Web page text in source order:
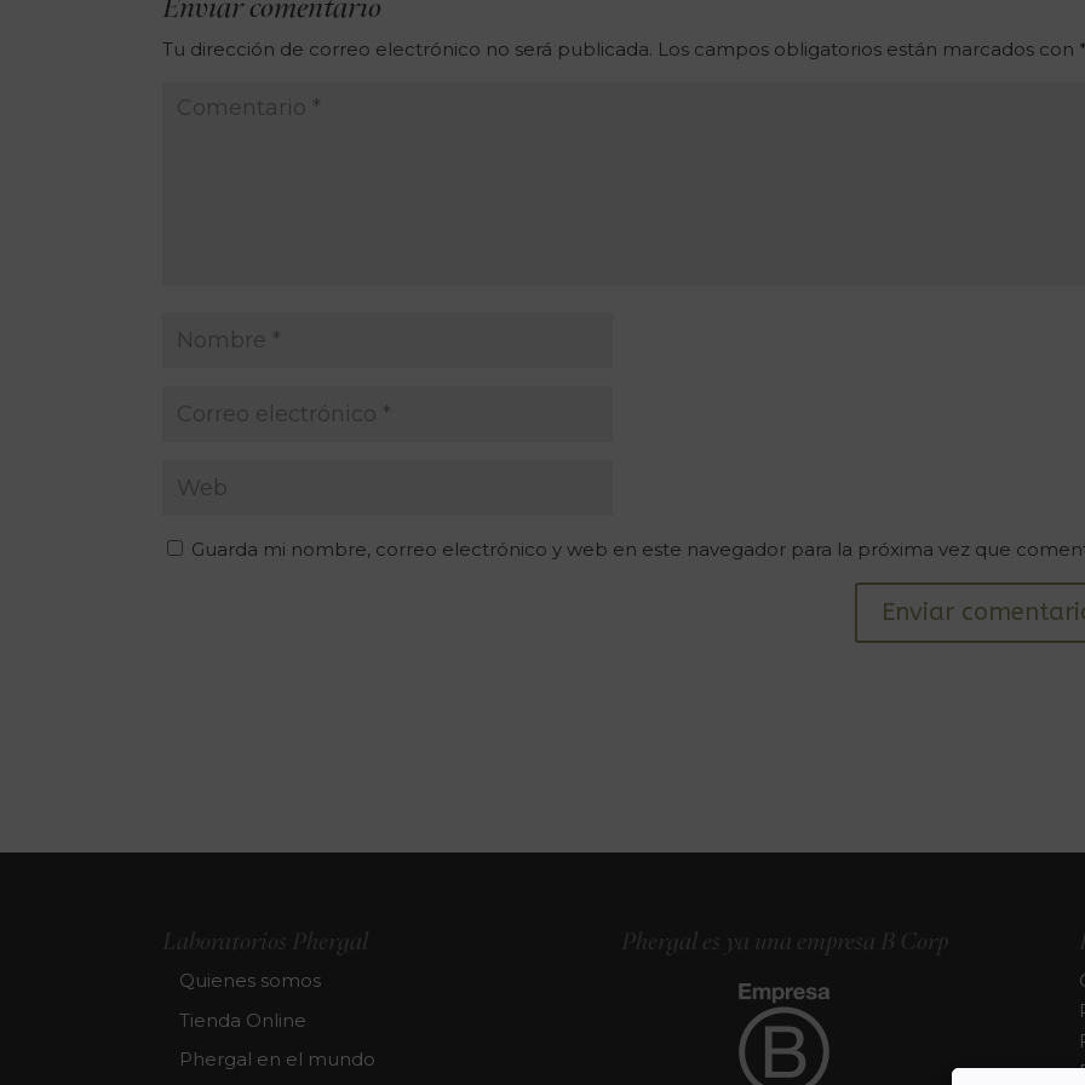
Enviar comentario
Tu dirección de correo electrónico no será publicada. Los campos obligatorios están marcados con
Guarda mi nombre, correo electrónico y web en este navegador para la próxima vez que
Laboratorios Phergal
Quienes somos
Tienda Online
Phergal en el mundo
Phergal es ya una empresa B Corp